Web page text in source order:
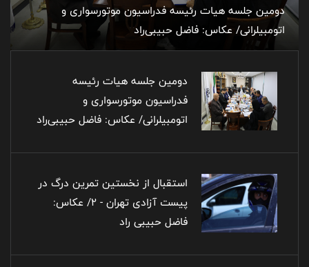
دومین جلسه هیات رئیسه فدراسیون موتورسواری و
اتومبیلرانی/ عکاس: فاضل حبیبی‌راد
دومین جلسه هیات رئیسه
فدراسیون موتورسواری و
اتومبیلرانی/ عکاس: فاضل حبیبی‌راد
استقبال از نخستین تمرین درگ در
پیست آزادی تهران - ۲/ عکاس:
فاضل حبیبی راد